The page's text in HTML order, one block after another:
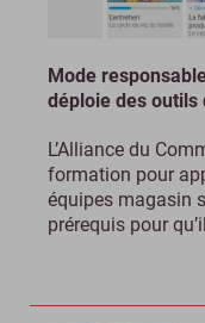
Mode
déploie des
L’Alliance du
formation pour
équipes magasin
prérequis pour